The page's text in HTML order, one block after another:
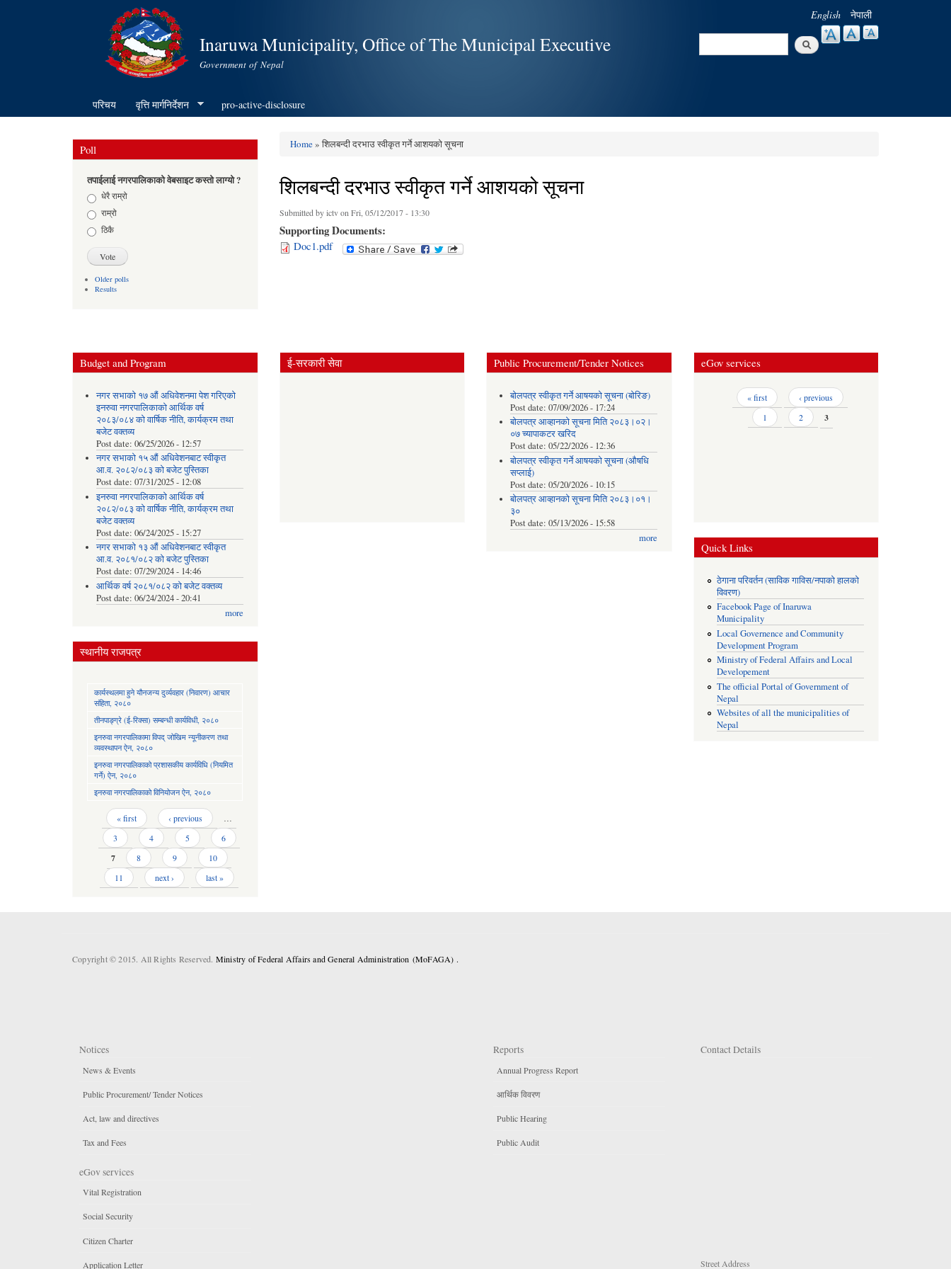
content
Inaruwa Municipality, Office of The Municipal Executive
Government of Nepal
English नेपाली
Search
परिचय वृत्ति मार्गनिर्देशन pro-active-disclosure
Poll
तपाईलाई नगरपालिकाको वेबसाइट कस्तो लाग्यो ?
Choicesधेरै राम्रो
राम्रो
ठिकै
Older polls
Results
Home» शिलबन्दी दरभाउ स्वीकृत गर्ने आशयको सूचना
शिलबन्दी दरभाउ स्वीकृत गर्ने आशयको सूचना
Submitted byictvon Fri, 05/12/2017 - 13:30
Supporting Documents:
Doc1.pdf
Budget and Program
नगर सभाको १७ औं अधिवेशनमा पेश गरिएको
इनरुवा नगरपालिकाको आर्थिक वर्ष
२०८३/०८४ को वार्षिक नीति, कार्यक्रम तथा
बजेट वक्तव्य
Post date: 06/25/2026 - 12:57
नगर सभाको १५ औं अधिवेशनबाट स्वीकृत
आ.व. २०८२/०८३ को बजेट पुस्तिका
Post date: 07/31/2025 - 12:08
इनरुवा नगरपालिकाको आर्थिक वर्ष
२०८२/०८३ को वार्षिक नीति, कार्यक्रम तथा
बजेट वक्तव्य
Post date: 06/24/2025 - 15:27
नगर सभाको १३ औं अधिवेशनबाट स्वीकृत
आ.व. २०८१/०८२ को बजेट पुस्तिका
Post date: 07/29/2024 - 14:46
आर्थिक वर्ष २०८१/०८२ को बजेट वक्तव्य
Post date: 06/24/2024 - 20:41
more
स्थानीय राजपत्र
कार्यस्थलमा हुने यौनजन्य दुर्व्यवहार (निवारण) आचार
संहिता, २०८०
तीनपाङ्ग्रे (ई-रिक्सा) सम्बन्धी कार्यविधी, २०८०
इनरुवा नगरपालिकामा विपद् जोखिम न्यूनीकरण तथा
व्यवस्थापन ऐन, २०८०
इनरुवा नगरपालिकाको प्रशासकीय कार्यविधि (नियमित
गर्ने) ऐन, २०८०
इनरुवा नगरपालिकाको विनियोजन ऐन, २०८०
Pages « first ‹ previous
…
3
4 5 6
7 8 9
10
11
next › last »
ई-सरकारी सेवा Public Procurement/Tender Notices
बोलपत्र स्वीकृत गर्ने आषयको सूचना (बोरिङ)
Post date: 07/09/2026 - 17:24
बोलपत्र आव्हानको सूचना मिति २०८३।०२।
०७ च्यापाकटर खरिद
Post date: 05/22/2026 - 12:36
बोलपत्र स्वीकृत गर्ने आषयको सूचना (औषधि
सप्लाई)
Post date: 05/20/2026 - 10:15
बोलपत्र आव्हानको सूचना मिति २०८३।०१।
३०
Post date: 05/13/2026 - 15:58
more
eGov services
Pages « first
‹ previous
1
2 3
Quick Links
ठेगाना परिवर्तन (साविक गाविस/नपाको हालको
विवरण)
Facebook Page of Inaruwa
Municipality
Local Governence and Community
Development Program
Ministry of Federal Affairs and Local
Developement
The official Portal of Government of
Nepal
Websites of all the municipalities of
Nepal
Copyright © 2015. All Rights Reserved. Ministry of Federal Affairs and General Administration (MoFAGA) .
Notices
News & Events
Public Procurement/ Tender Notices
Act, law and directives
Tax and Fees
eGov services
Vital Registration
Social Security
Citizen Charter
Application Letter
Reports
Annual Progress Report
आर्थिक विवरण
Public Hearing
Public Audit
Contact Details
Street Address